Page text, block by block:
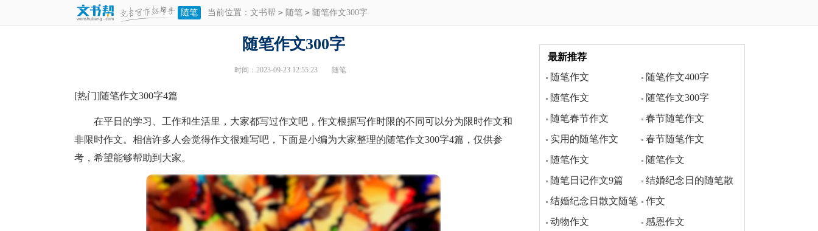
随笔 当前位置： 文书帮 > 随笔 > 随笔作文300字
随笔作文300字
时间：2023-09-23 12:55:23 随笔
[热门]随笔作文300字4篇
在平日的学习、工作和生活里，大家都写过作文吧，作文根据写作时限的不同可以分为限时作文和
非限时作文。相信许多人会觉得作文很难写吧，下面是小编为大家整理的随笔作文300字4篇，仅供参
考，希望能够帮助到大家。
最新推荐
随笔作文
随笔作文400字
随笔作文
随笔作文300字
随笔春节作文
春节随笔作文
实用的随笔作文
春节随笔作文
随笔作文
随笔作文
随笔日记作文9篇
结婚纪念日的随笔散
文
结婚纪念日散文随笔
作文
动物作文
感恩作文